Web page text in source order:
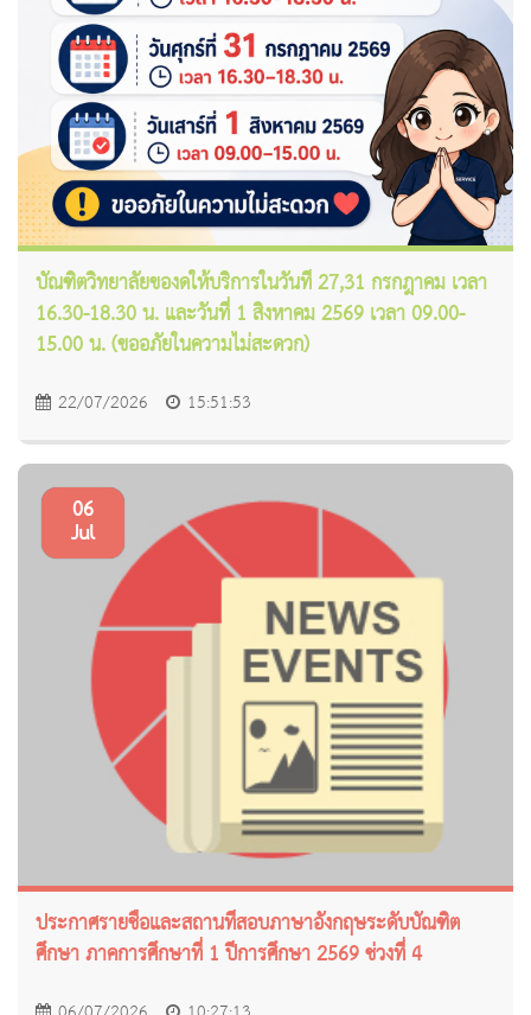
บัณฑิตวิทยาลัยของดให้บริการในวันที่ 27,31 กรกฎาคม เวลา
16.30-18.30 น. และวันที่ 1 สิงหาคม 2569 เวลา 09.00-
15.00 น. (ขออภัยในความไม่สะดวก)
22/07/2026 15:51:53
06
Jul
ประกาศรายชื่อและสถานที่สอบภาษาอังกฤษระดับบัณฑิต
ศึกษา ภาคการศึกษาที่ 1 ปีการศึกษา 2569 ช่วงที่ 4